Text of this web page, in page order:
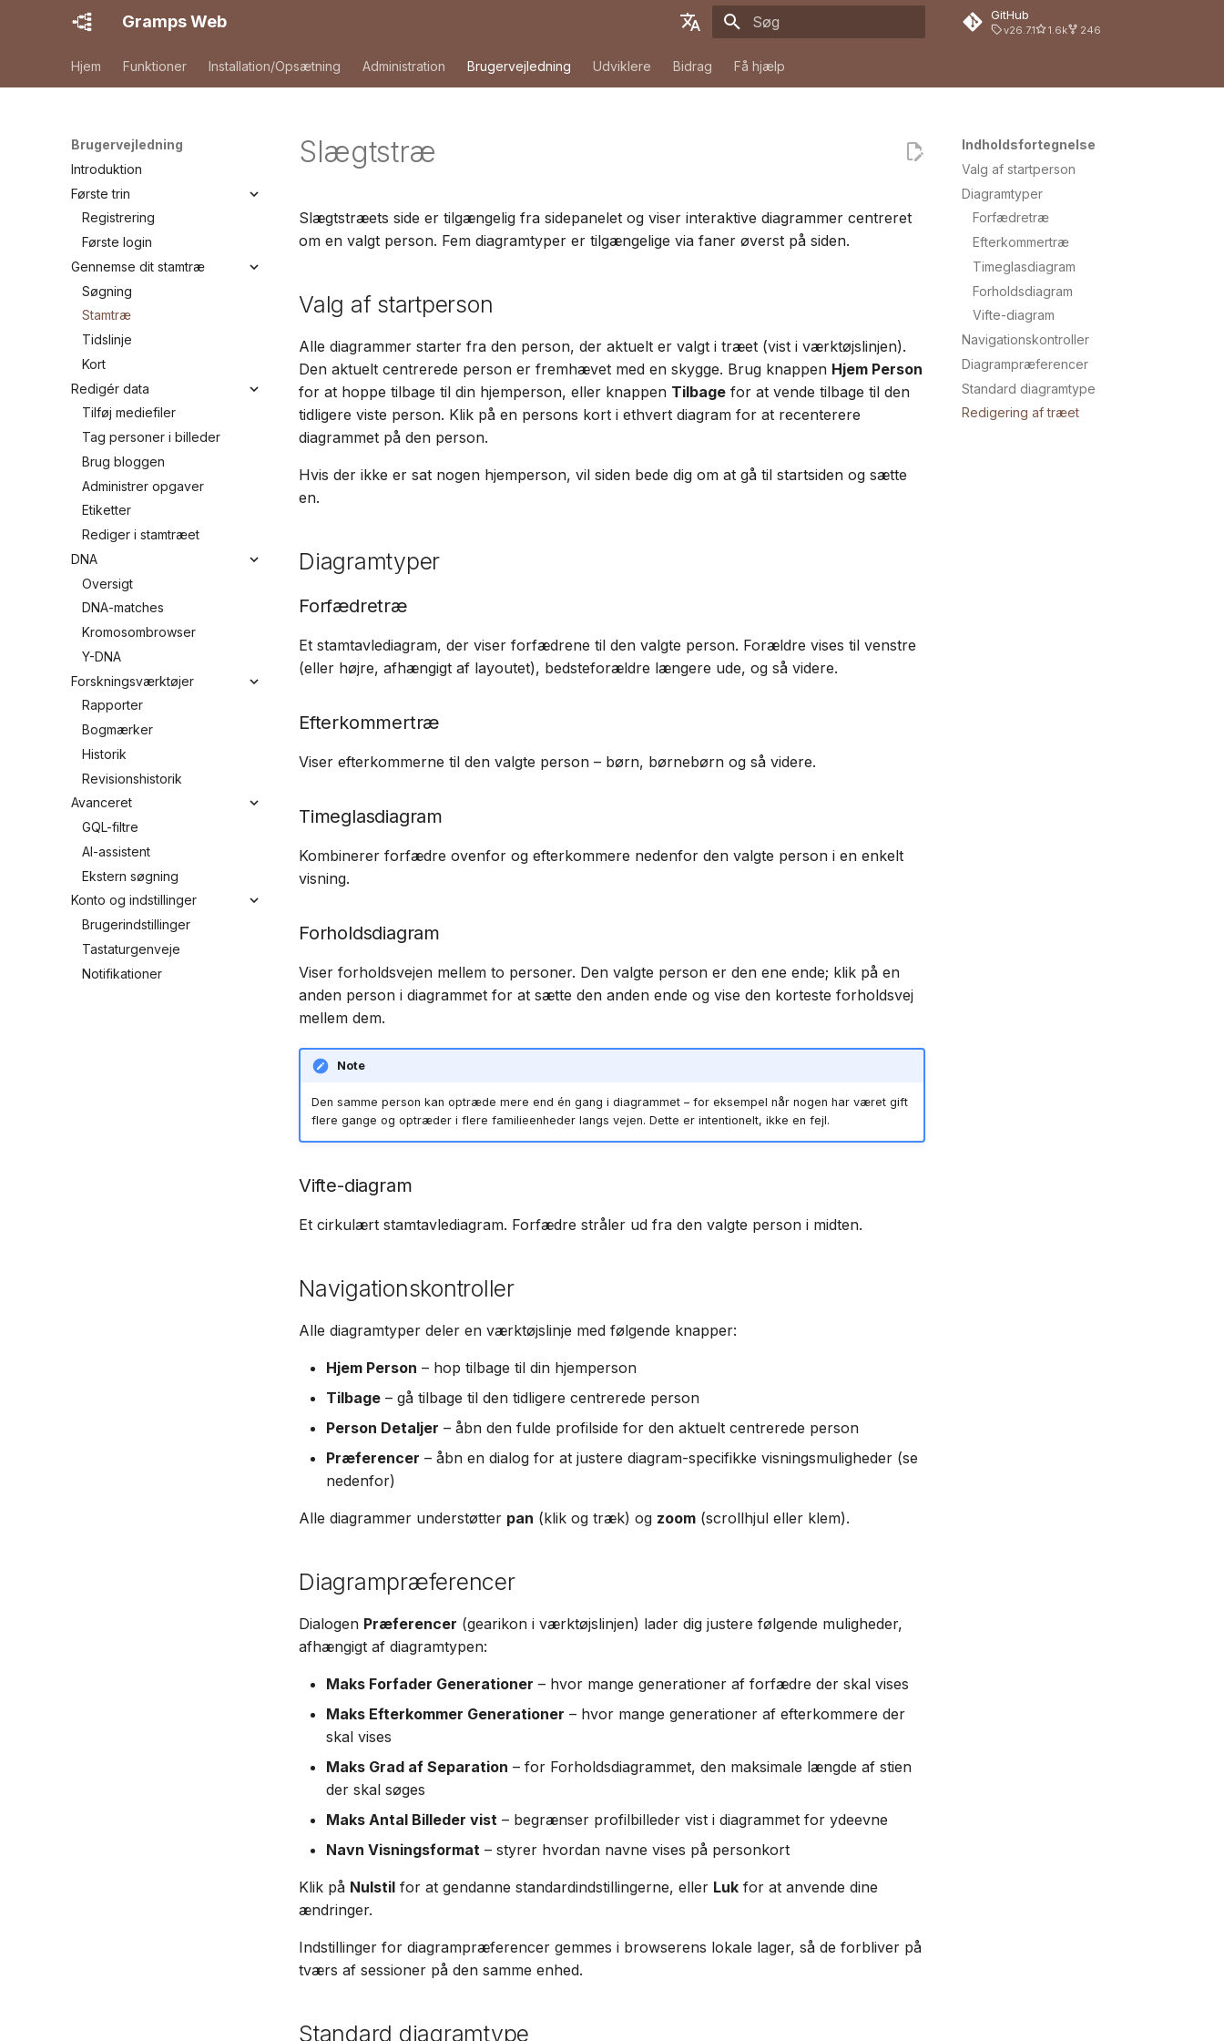
Gramps Web
English
日本語
Dansk
GitHub
v26.7.1 1.6k 246
Hjem Funktioner Installation/Opsætning Administration Brugervejledning Udviklere Bidrag Få hjælp
Brugervejledning
Introduktion
Første trin
Registrering
Første login
Gennemse dit stamtræ
Søgning
Stamtræ
Tidslinje
Kort
Redigér data
Tilføj mediefiler
Tag personer i billeder
Brug bloggen
Administrer opgaver
Etiketter
Rediger i stamtræet
DNA
Oversigt
DNA-matches
Kromosombrowser
Y-DNA
Forskningsværktøjer
Rapporter
Bogmærker
Historik
Revisionshistorik
Avanceret
GQL-filtre
AI-assistent
Ekstern søgning
Konto og indstillinger
Brugerindstillinger
Tastaturgenveje
Notifikationer
Indholdsfortegnelse
Valg af startperson
Diagramtyper
Forfædretræ
Efterkommertræ
Timeglasdiagram
Forholdsdiagram
Vifte-diagram
Navigationskontroller
Diagrampræferencer
Standard diagramtype
Redigering af træet
Slægtstræ
Slægtstræets side er tilgængelig fra sidepanelet og viser interaktive diagrammer centreret
om en valgt person. Fem diagramtyper er tilgængelige via faner øverst på siden.
Valg af startperson
Alle diagrammer starter fra den person, der aktuelt er valgt i træet (vist i værktøjslinjen).
Den aktuelt centrerede person er fremhævet med en skygge. Brug knappen Hjem Person
for at hoppe tilbage til din hjemperson, eller knappen Tilbage for at vende tilbage til den
tidligere viste person. Klik på en persons kort i ethvert diagram for at recenterere
diagrammet på den person.
Hvis der ikke er sat nogen hjemperson, vil siden bede dig om at gå til startsiden og sætte
en.
Diagramtyper
Forfædretræ
Et stamtavlediagram, der viser forfædrene til den valgte person. Forældre vises til venstre
(eller højre, afhængigt af layoutet), bedsteforældre længere ude, og så videre.
Efterkommertræ
Viser efterkommerne til den valgte person – børn, børnebørn og så videre.
Timeglasdiagram
Kombinerer forfædre ovenfor og efterkommere nedenfor den valgte person i en enkelt
visning.
Forholdsdiagram
Viser forholdsvejen mellem to personer. Den valgte person er den ene ende; klik på en
anden person i diagrammet for at sætte den anden ende og vise den korteste forholdsvej
mellem dem.
Note
Den samme person kan optræde mere end én gang i diagrammet – for eksempel når nogen har været gift
flere gange og optræder i flere familieenheder langs vejen. Dette er intentionelt, ikke en fejl.
Vifte-diagram
Et cirkulært stamtavlediagram. Forfædre stråler ud fra den valgte person i midten.
Navigationskontroller
Alle diagramtyper deler en værktøjslinje med følgende knapper:
Hjem Person – hop tilbage til din hjemperson
Tilbage – gå tilbage til den tidligere centrerede person
Person Detaljer – åbn den fulde profilside for den aktuelt centrerede person
Præferencer – åbn en dialog for at justere diagram-specifikke visningsmuligheder (se
nedenfor)
Alle diagrammer understøtter pan (klik og træk) og zoom (scrollhjul eller klem).
Diagrampræferencer
Dialogen Præferencer (gearikon i værktøjslinjen) lader dig justere følgende muligheder,
afhængigt af diagramtypen:
Maks Forfader Generationer – hvor mange generationer af forfædre der skal vises
Maks Efterkommer Generationer – hvor mange generationer af efterkommere der
skal vises
Maks Grad af Separation – for Forholdsdiagrammet, den maksimale længde af stien
der skal søges
Maks Antal Billeder vist – begrænser profilbilleder vist i diagrammet for ydeevne
Navn Visningsformat – styrer hvordan navne vises på personkort
Klik på Nulstil for at gendanne standardindstillingerne, eller Luk for at anvende dine
ændringer.
Indstillinger for diagrampræferencer gemmes i browserens lokale lager, så de forbliver på
tværs af sessioner på den samme enhed.
Standard diagramtype